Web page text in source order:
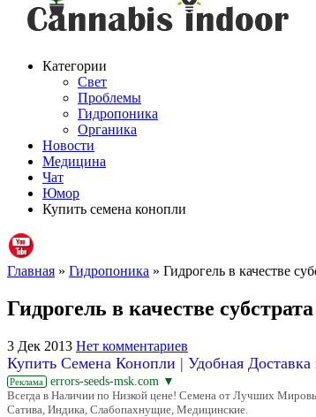
Категории
Свет
Проблемы
Гидропоника
Органика
Новости
Медицина
Чат
Юмор
Купить семена конопли
Главная » Гидропоника » Гидрогель в качестве
Гидрогель в качестве субстрата
3 Дек 2013 Нет комментариев
Купить Семена Конопли | Удобная Доставка
Реклама errors-seeds-msk.com ▼
Всегда в Наличии по Низкой цене! Семена от Лучших
Сатива, Индика, Слабопахнущие, Медицинские.